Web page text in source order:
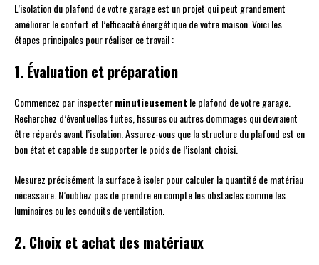
L’isolation du plafond de votre garage est un projet qui peut grandement
améliorer le confort et l’efficacité énergétique de votre maison. Voici les
étapes principales pour réaliser ce travail :
1. Évaluation et préparation
Commencez par inspecterminutieusement le plafond de votre garage.
Recherchez d’éventuelles fuites, fissures ou autres dommages qui devraient
être réparés avant l’isolation. Assurez-vous que la structure du plafond est en
bon état et capable de supporter le poids de l’isolant choisi.
Mesurez précisément la surface à isoler pour calculer la quantité de matériau
nécessaire. N’oubliez pas de prendre en compte les obstacles comme les
luminaires ou les conduits de ventilation.
2. Choix et achat des matériaux